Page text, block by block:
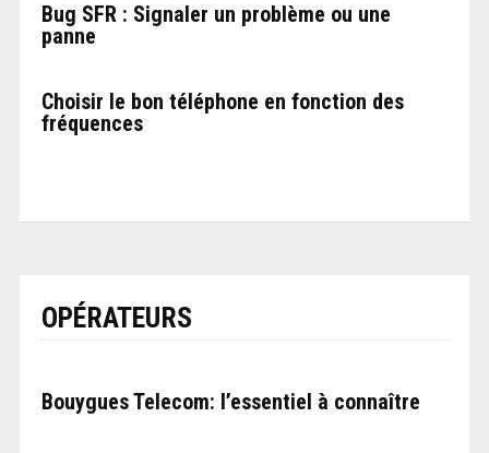
Bug SFR : Signaler un problème ou une
panne
Choisir le bon téléphone en fonction des
fréquences
OPÉRATEURS
Bouygues Telecom: l’essentiel à connaître